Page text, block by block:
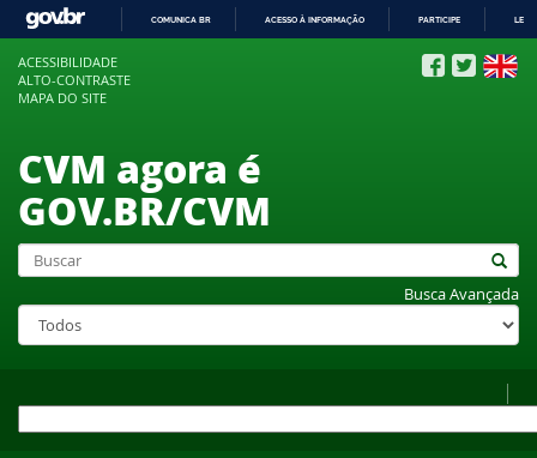
COMUNICA BR ACESSO À INFORMAÇÃO PARTICIPE
ACESSIBILIDADE
ALTO-CONTRASTE
MAPA DO SITE
CVM agora é
GOV.BR/CVM
Busca Avançada